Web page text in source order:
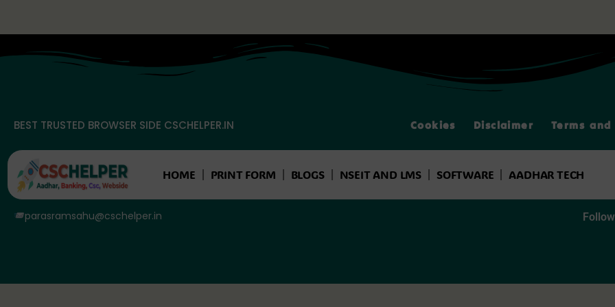
to
BEST TRUSTED BROWSER SIDE CSCHELPER.IN Cookies Disclaimer Terms
HOME PRINT FORM BLOGS NSEIT AND LMS SOFTWARE AADHAR TECH
parasramsahu@cschelper.in